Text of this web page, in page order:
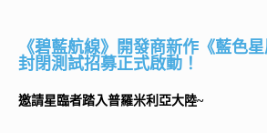
《碧藍航線》開發商新作《藍色
封閉測試招募正式啟動！
邀請星臨者踏入普羅米利亞大陸~